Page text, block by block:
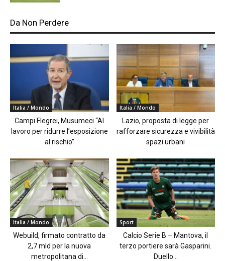
Da Non Perdere
Italia / Mondo
Campi Flegrei, Musumeci “Al
lavoro per ridurre l’esposizione
al rischio”
Italia / Mondo
Lazio, proposta di legge per
rafforzare sicurezza e vivibilità
spazi urbani
Italia / Mondo
Webuild, firmato contratto da
2,7 mld per la nuova
metropolitana di...
Sport
Calcio Serie B – Mantova, il
terzo portiere sarà Gasparini.
Duello...